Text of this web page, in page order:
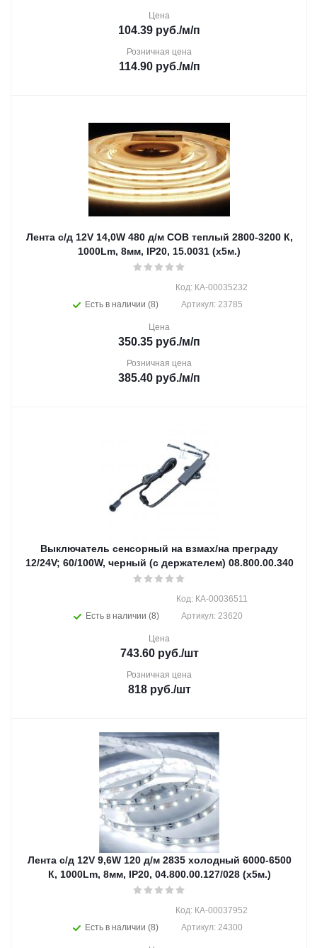
Цена
104.39 руб./м/п
Розничная цена
114.90руб./м/п
Лента с/д 12V 14,0W 480 д/м СОВ теплый 2800-3200 К,
1000Lm, 8мм, IP20, 15.0031 (х5м.)
Есть в наличии (8)
Код: КА-00035232
Артикул: 23785
Цена
350.35 руб./м/п
Розничная цена
385.40 руб./м/п
Выключатель сенсорный на взмах/на преграду
12/24V; 60/100W, черный (с держателем) 08.800.00.340
Есть в наличии (8)
Код: КА-00036511
Артикул: 23620
Цена
743.60руб./шт
Розничная цена
818руб./шт
Лента с/д 12V 9,6W 120 д/м 2835 холодный 6000-6500
К, 1000Lm, 8мм, IP20, 04.800.00.127/028 (х5м.)
Есть в наличии (8)
Код: КА-00037952
Артикул: 24300